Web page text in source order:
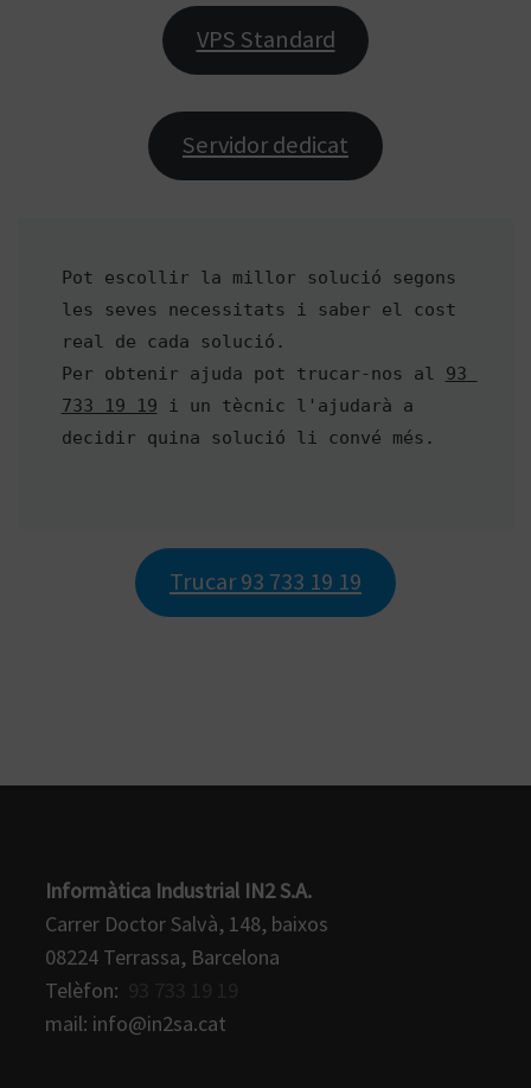
VPS Standard
Servidor dedicat
Pot escollir la millor solució segons
les seves necessitats i saber el cost
real de cada solució.
Per obtenir ajuda pot trucar-nos al 93
733 19 19 i un tècnic l'ajudarà a
decidir quina solució li convé més.
Trucar 93 733 19 19
Informàtica Industrial IN2 S.A.
Carrer Doctor Salvà, 148, baixos
08224 Terrassa, Barcelona
Telèfon:
mail: info@in2sa.cat